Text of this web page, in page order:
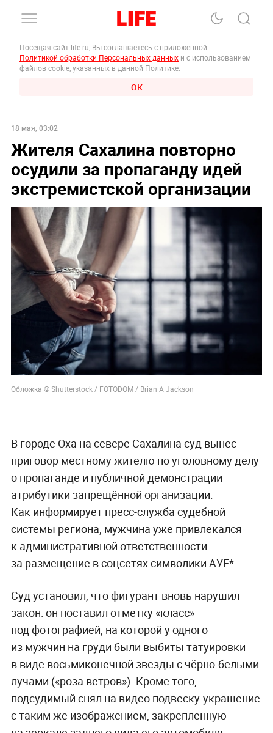
Посещая сайт life.ru, Вы соглашаетесь с приложенной
Политикой обработки Персональных данных и с использованием
файлов cookie, указанных в данной Политике.
ОК
18 мая, 03:02
Жителя Сахалина повторно
осудили за пропаганду идей
экстремистской организации
Обложка © Shutterstock / FOTODOM / Brian A Jackson
В городе Оха на севере Сахалина суд вынес
приговор местному жителю по уголовному делу
о пропаганде и публичной демонстрации
атрибутики запрещённой организации.
Как информирует пресс-служба судебной
системы региона, мужчина уже привлекался
к административной ответственности
за размещение в соцсетях символики АУЕ*.
Суд установил, что фигурант вновь нарушил
закон: он поставил отметку «класс»
под фотографией, на которой у одного
из мужчин на груди были выбиты татуировки
в виде восьмиконечной звезды с чёрно-белыми
лучами («роза ветров»). Кроме того,
подсудимый снял на видео подвеску-украшение
с таким же изображением, закреплённую